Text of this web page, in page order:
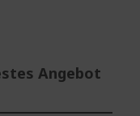
Angebot